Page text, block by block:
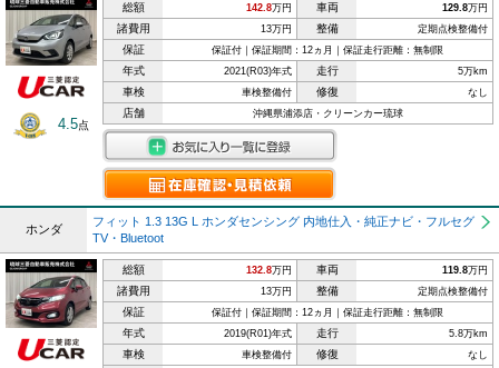
4.5点
総額 142.8万円 車両 129.8万円
諸費用 13万円 整備 定期点検整備付
保証 保証付｜保証期間：12ヵ月｜保証走行距離：無制限
年式 2021(R03)年式 走行 5万km
車検 車検整備付 修復 なし
店舗 沖縄県浦添店・クリーンカー琉球
ホンダ
フィット 1.3 13G L ホンダセンシング 内地仕入・純正ナビ・フルセグ
TV・Bluetoot
総額 132.8万円 車両 119.8万円
諸費用 13万円 整備 定期点検整備付
保証 保証付｜保証期間：12ヵ月｜保証走行距離：無制限
年式 2019(R01)年式 走行 5.8万km
車検 車検整備付 修復 なし